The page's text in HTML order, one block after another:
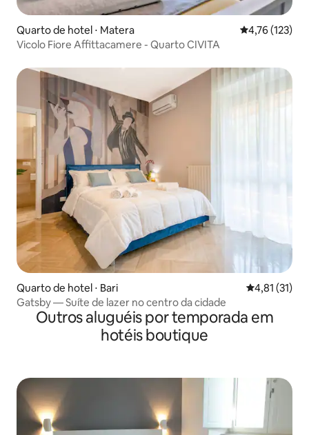
Quarto de hotel ⋅ Matera 4,76 de uma
4,76 (123)
Vicolo Fiore Affittacamere - Quarto CIVITA
Quarto de hotel ⋅ Bari 4,81 de uma
4,81 (31)
Gatsby — Suíte de lazer no centro da cidade
Outros aluguéis por temporada em
hotéis boutique